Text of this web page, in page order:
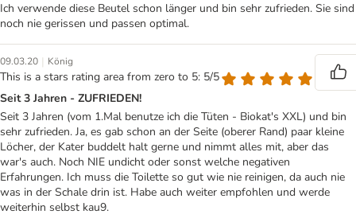
Ich verwende diese Beutel schon länger und bin sehr zufrieden. Sie sind
noch nie gerissen und passen optimal.
09.03.20 | König
This is a stars rating area from zero to 5: 5/5
Seit 3 Jahren - ZUFRIEDEN!
Seit 3 Jahren (vom 1.Mal benutze ich die Tüten - Biokat's XXL) und bin
sehr zufrieden. Ja, es gab schon an der Seite (oberer Rand) paar kleine
Löcher, der Kater buddelt halt gerne und nimmt alles mit, aber das
war's auch. Noch NIE undicht oder sonst welche negativen
Erfahrungen. Ich muss die Toilette so gut wie nie reinigen, da auch nie
was in der Schale drin ist. Habe auch weiter empfohlen und werde
weiterhin selbst kau9.